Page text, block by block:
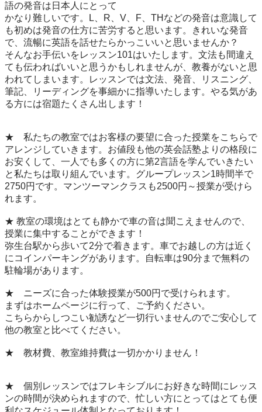
語の発音は日本人にとって
かなり難しいです。L、R、V、F、THなどの発音は意識して
も初めは発音の仕方に苦労すると思います。きれいな発音
で、流暢に英語を話せたらかっこいいと思いませんか？
そんなお手伝いをレッスン101はいたします。文法も間違え
ても伝わればいいと思うかもしれませんが、教養がないと思
われてしまいます。レッスンでは文法、発音、リスニング、
筆記、リーディングを事細かに指導いたします。やる気があ
る方には宿題たくさん出します！
★　私たちの教室ではお客様の要望に合った授業をこちらで
アレンジしていきます。お値段も他の英会話塾よりの格段に
お安くして、一人でも多くの方に第2言語を学んでいきたい
と私たちは取り組んでいます。グループレッスン1時間半で
2750円です。マンツーマンクラスも2500円～授業が受けら
れます。
★ 教室の環境はとても静かで車の音は聞こえませんので、
授業に集中することができます！
弥生台駅から歩いて2分で着きます。車でお越しの方は近く
にコインパーキングがあります。自転車は90分まで無料の
駐輪場があります。
★　ニーズに合った体験授業が500円で受けられます。
まずはホームページに行って、ご予約ください。
こちらからしつこい勧誘など一切行いませんのでご安心して
他の教室と比べてください。
★　教材費、教室維持費は一切かかりません！
★　個別レッスンではフレキシブルにお好きな時間にレッス
ンの時間が決められますので、忙しい方にとってはとても便